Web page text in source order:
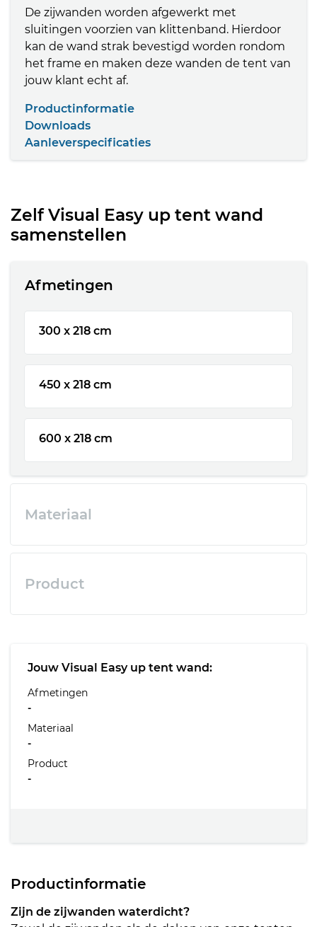
De zijwanden worden afgewerkt met
sluitingen voorzien van klittenband. Hierdoor
kan de wand strak bevestigd worden rondom
het frame en maken deze wanden de tent van
jouw klant echt af.
Productinformatie
Downloads
Aanleverspecificaties
Zelf Visual Easy up tent wand
samenstellen
Afmetingen
300 x 218 cm
450 x 218 cm
600 x 218 cm
Materiaal
Product
Jouw Visual Easy up tent wand:
Afmetingen
-
Materiaal
-
Product
-
Productinformatie
Zijn de zijwanden waterdicht?